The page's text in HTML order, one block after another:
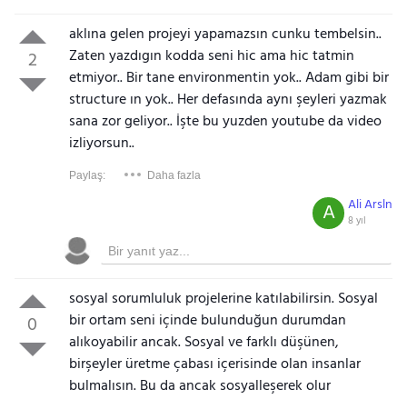
2
aklına gelen projeyi yapamazsın cunku tembelsin..
Zaten yazdıgın kodda seni hic ama hic tatmin
etmiyor.. Bir tane environmentin yok.. Adam gibi bir
structure ın yok.. Her defasında aynı şeyleri yazmak
sana zor geliyor.. İşte bu yuzden youtube da video
izliyorsun..
Paylaş: Daha fazla
Ali Arsln
8 yıl
A
0
sosyal sorumluluk projelerine katılabilirsin. Sosyal
bir ortam seni içinde bulunduğun durumdan
alıkoyabilir ancak. Sosyal ve farklı düşünen,
birşeyler üretme çabası içerisinde olan insanlar
bulmalısın. Bu da ancak sosyalleşerek olur
Gezinti Menüsü